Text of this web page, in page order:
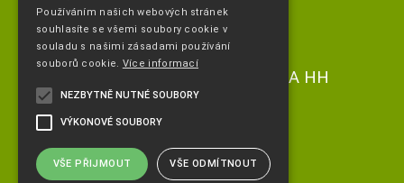
ESHOP PROVOZUJE
Ing. Hana Čejdíková POPLETA HH
+420 736773336
info@popletahh.cz
Používáním našich webových stránek
souhlasíte se všemi soubory cookie v
souladu s našimi zásadami používání
souborů cookie. Více informací
NEZBYTNĚ NUTNÉ SOUBORY
VÝKONOVÉ SOUBORY
VŠE PŘIJMOUT VŠE ODMÍTNOUT